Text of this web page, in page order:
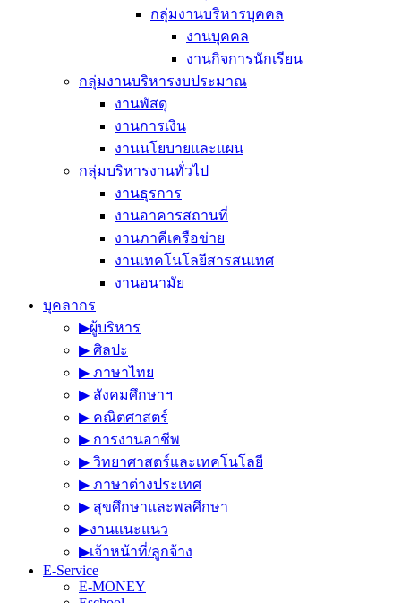
กลุ่มงานบริหารบุคคล
งานบุคคล
งานกิจการนักเรียน
กลุ่มงานบริหารงบประมาณ
งานพัสดุ
งานการเงิน
งานนโยบายและแผน
กลุ่มบริหารงานทั่วไป
งานธุรการ
งานอาคารสถานที่
งานภาคีเครือข่าย
งานเทคโนโลยีสารสนเทศ
งานอนามัย
บุคลากร
▶︎ผู้บริหาร
▶︎ ศิลปะ
▶︎ ภาษาไทย
▶︎ สังคมศึกษาฯ
▶︎ คณิตศาสตร์
▶︎ การงานอาชีพ
▶︎ วิทยาศาสตร์และเทคโนโลยี
▶︎ ภาษาต่างประเทศ
▶︎ สุขศึกษาและพลศึกษา
▶︎งานแนะแนว
▶︎เจ้าหน้าที่/ลูกจ้าง
E-Service
E-MONEY